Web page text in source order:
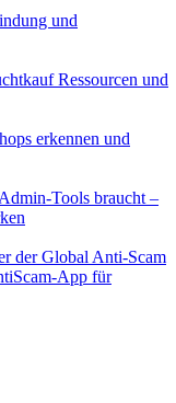
und
Ressourcen und
erkennen und
Tools braucht –
der Global Anti-Scam
App für